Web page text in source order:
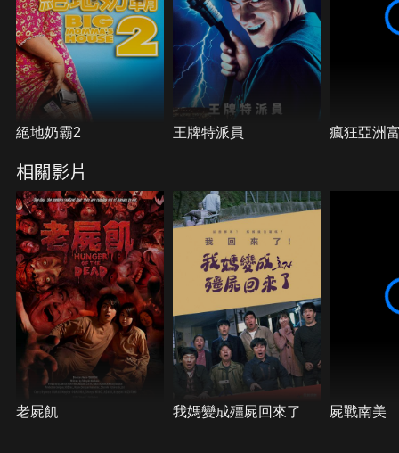
絕地奶霸2 王牌特派員 瘋狂亞洲
相關影片
老屍飢 我媽變成殭屍回來了 屍戰南美